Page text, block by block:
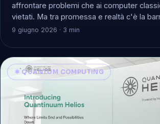
affrontare problemi che ai computer
vietati. Ma tra promessa e realtà c'è la
9 giugno 2026 · 3 min
⚛️ QUANTUM COMPUTING